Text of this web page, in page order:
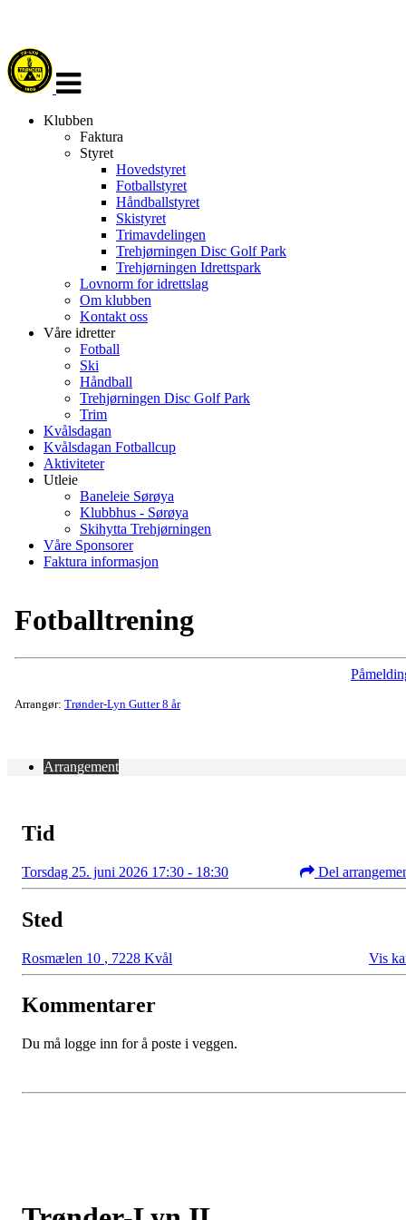
navigasjon
Klubben
Faktura
Styret
Hovedstyret
Fotballstyret
Håndballstyret
Skistyret
Trimavdelingen
Trehjørningen Disc Golf Park
Trehjørningen Idrettspark
Lovnorm for idrettslag
Om klubben
Kontakt oss
Våre idretter
Fotball
Ski
Håndball
Trehjørningen Disc Golf Park
Trim
Kvålsdagan
Kvålsdagan Fotballcup
Aktiviteter
Utleie
Baneleie Sørøya
Klubbhus - Sørøya
Skihytta Trehjørningen
Våre Sponsorer
Faktura informasjon
Fotballtrening
Arrangør: Trønder-Lyn Gutter 8 år
Arrangement
Tid
Torsdag 25. juni 2026 17:30 - 18:30 Del
Sted
Rosmælen 10 , 7228 Kvål Vis
Kommentarer
Du må logge inn for å poste i veggen.